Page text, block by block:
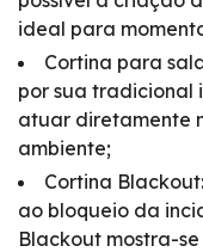
ideal para
Cortina para
por sua tradicional
atuar diretamente
ambiente;
Cortina
ao bloqueio da
Blackout mostra-